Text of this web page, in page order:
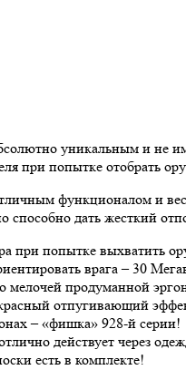
уникальным и не
при попытке отобрать
функционалом и
способно дать жесткий
при попытке выхватить
врага – 30
мелочей продуманной
отпугивающий
– «фишка» 928-й серии!
действует через
есть в комплекте!